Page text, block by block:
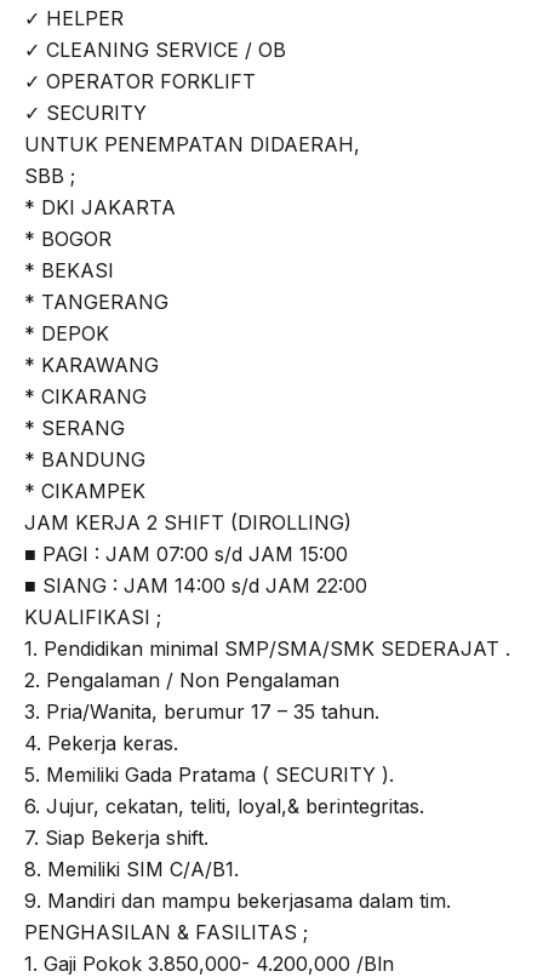
✓ HELPER
✓ CLEANING SERVICE / OB
✓ OPERATOR FORKLIFT
✓ SECURITY
UNTUK PENEMPATAN DIDAERAH,
SBB ;
* DKI JAKARTA
* BOGOR
* BEKASI
* TANGERANG
* DEPOK
* KARAWANG
* CIKARANG
* SERANG
* BANDUNG
* CIKAMPEK
JAM KERJA 2 SHIFT (DIROLLING)
■ PAGI : JAM 07:00 s/d JAM 15:00
■ SIANG : JAM 14:00 s/d JAM 22:00
KUALIFIKASI ;
1. Pendidikan minimal SMP/SMA/SMK SEDERAJAT .
2. Pengalaman / Non Pengalaman
3. Pria/Wanita, berumur 17 – 35 tahun.
4. Pekerja keras.
5. Memiliki Gada Pratama ( SECURITY ).
6. Jujur, cekatan, teliti, loyal,& berintegritas.
7. Siap Bekerja shift.
8. Memiliki SIM C/A/B1.
9. Mandiri dan mampu bekerjasama dalam tim.
PENGHASILAN & FASILITAS ;
1. Gaji Pokok 3.850,000- 4.200,000 /Bln